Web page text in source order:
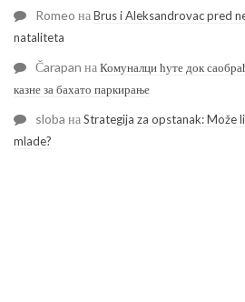
Romeo наBrus i Aleksandrovac pred
nataliteta
Čarapan наКомуналци ћуте док
казне за бахато паркирање
sloba наStrategija za opstanak: Može
mlade?